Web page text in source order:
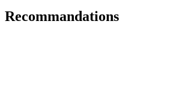
Recommandations